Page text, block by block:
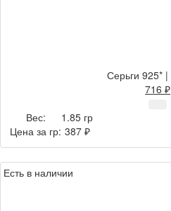
Серьги 925* |
716 ₽
Вес:
1.85 гр
Цена за гр: 387 ₽
Есть в наличии